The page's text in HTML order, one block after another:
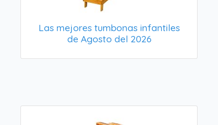
Las mejores tumbonas infantiles
de Agosto del 2026